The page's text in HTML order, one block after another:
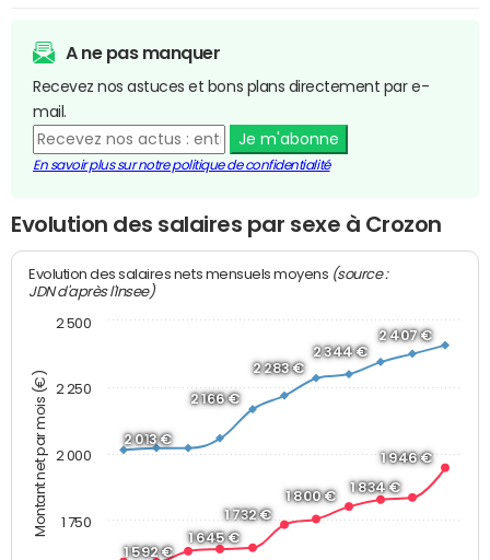
A ne pas manquer
Recevez nos astuces et bons plans directement par e-
mail.
Je m'abonne
En savoir plus sur notre politique de confidentialité
Evolution des salaires par sexe à Crozon
Montant net par mois (€)
Evolution des salaires nets mensuels moyens (source :
JDN d'après l'Insee)
1 592 €
1 645 €
1 732 €
1 800 €
1 834 €
1 946 €
2 013 €
2 166 €
2 283 €
2 344 €
2 407 €
1 750
2 000
2 250
2 500